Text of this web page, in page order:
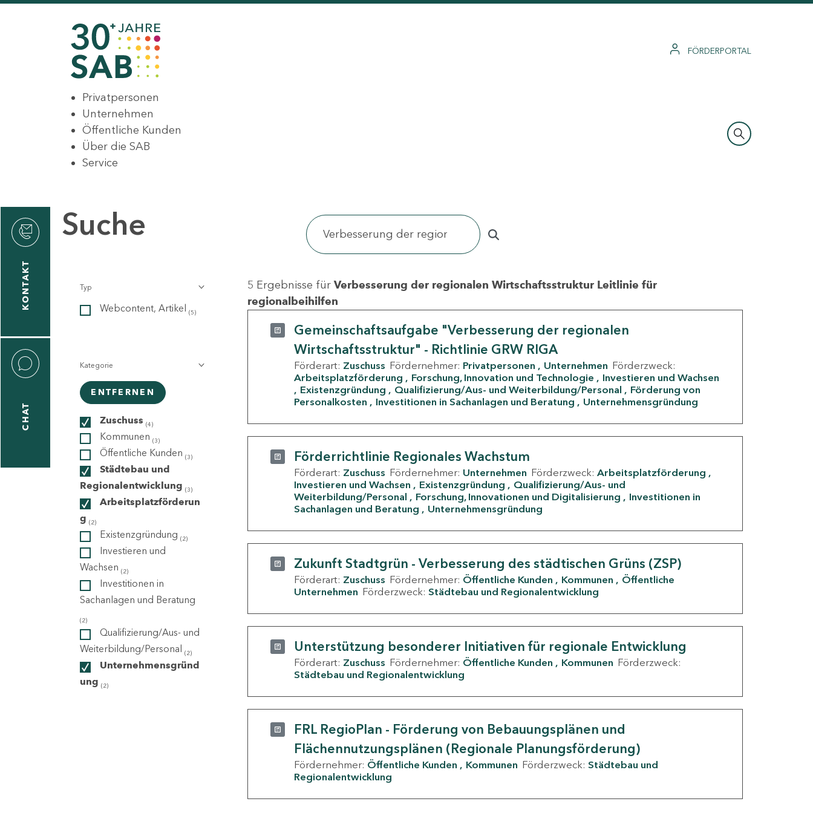
FÖRDERPORTAL
Privatpersonen
Unternehmen
Öffentliche Kunden
Über die SAB
Service
KONTAKT
CHAT
Suche
Typ
Webcontent, Artikel (5)
Kategorie
ENTFERNEN
Zuschuss (4)
Kommunen (3)
Öffentliche Kunden (3)
Städtebau und
Regionalentwicklung (3)
Arbeitsplatzförderun
g (2)
Existenzgründung (2)
Investieren und
Wachsen (2)
Investitionen in
Sachanlagen und Beratung
(2)
Qualifizierung/Aus- und
Weiterbildung/Personal (2)
Unternehmensgründ
ung (2)
5 Ergebnisse für Verbesserung der regionalen Wirtschaftsstruktur Leitlinie für
regionalbeihilfen
Gemeinschaftsaufgabe "Verbesserung der regionalen
Wirtschaftsstruktur" - Richtlinie GRW RIGA
Förderart: Zuschuss Fördernehmer: Privatpersonen Unternehmen Förderzweck:
Arbeitsplatzförderung
Forschung, Innovation und Technologie
Investieren und Wachsen
Existenzgründung
Qualifizierung/Aus- und Weiterbildung/Personal
Förderung von
Personalkosten
Investitionen in Sachanlagen und Beratung Unternehmensgründung
Förderrichtlinie Regionales Wachstum
Förderart: Zuschuss Fördernehmer: Unternehmen Förderzweck: Arbeitsplatzförderung
Investieren und Wachsen
Existenzgründung
Qualifizierung/Aus- und
Weiterbildung/Personal
Forschung, Innovationen und Digitalisierung
Investitionen in
Sachanlagen und Beratung
Unternehmensgründung
Zukunft Stadtgrün - Verbesserung des städtischen Grüns (ZSP)
Förderart: Zuschuss Fördernehmer: Öffentliche Kunden Kommunen
Öffentliche
Unternehmen Förderzweck: Städtebau und Regionalentwicklung
Unterstützung besonderer Initiativen für regionale Entwicklung
Förderart: Zuschuss Fördernehmer: Öffentliche Kunden Kommunen Förderzweck:
Städtebau und Regionalentwicklung
FRL RegioPlan - Förderung von Bebauungsplänen und
Flächennutzungsplänen (Regionale Planungsförderung)
Fördernehmer: Öffentliche Kunden Kommunen Förderzweck: Städtebau und
Regionalentwicklung